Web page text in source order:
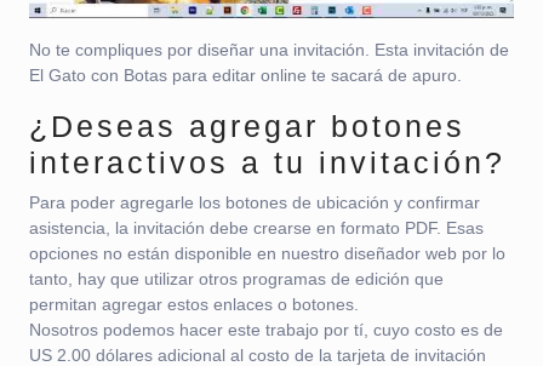
No te compliques por diseñar una invitación. Esta invitación de
El Gato con Botas para editar online te sacará de apuro.
¿Deseas agregar botones
interactivos a tu invitación?
Para poder agregarle los botones de ubicación y confirmar
asistencia, la invitación debe crearse en formato PDF. Esas
opciones no están disponible en nuestro diseñador web por lo
tanto, hay que utilizar otros programas de edición que
permitan agregar estos enlaces o botones.
Nosotros podemos hacer este trabajo por tí, cuyo costo es de
US 2.00 dólares adicional al costo de la tarjeta de invitación